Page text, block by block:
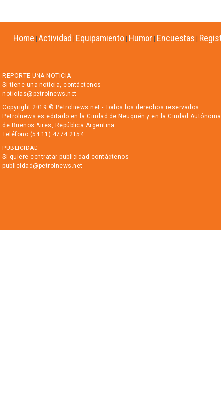
Home Actividad Equipamiento Humor Encuestas
REPORTE UNA NOTICIA
Si tiene una noticia, contáctenos
noticias@petrolnews.net
Copyright 2019 © Petrolnews.net - Todos los derechos reservados
Petrolnews es editado en la Ciudad de Neuquén y en la Ciudad Autónoma
de Buenos Aires, República Argentina
Teléfono (54 11) 4774 2154
PUBLICIDAD
Si quiere contratar publicidad contáctenos
publicidad@petrolnews.net